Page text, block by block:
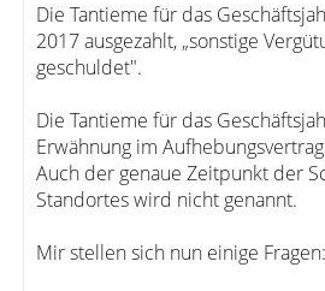
Die Tantieme für das
2017 ausgezahlt, „sonstige
geschuldet".
Die Tantieme für das
Erwähnung im
Auch der genaue Zeitpunkt der
Standortes wird nicht genannt.
Mir stellen sich nun einige Fragen: